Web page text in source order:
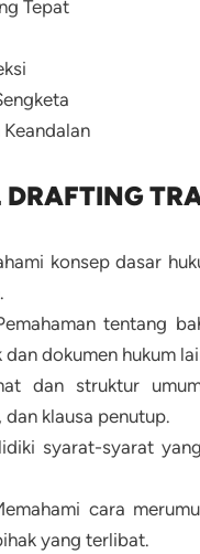
Tepat
konsep dasar
tentang
dokumen hukum
dan struktur
klausa penutup.
syarat-syarat
cara
yang terlibat.